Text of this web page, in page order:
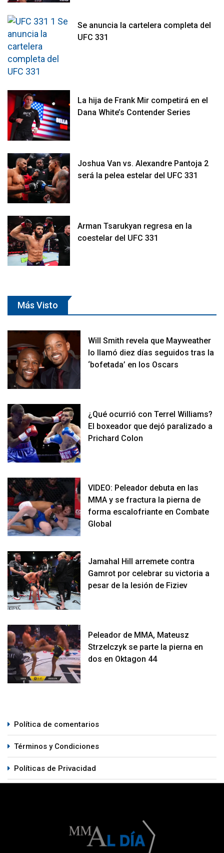
Se anuncia la cartelera completa del
UFC 331
La hija de Frank Mir competirá en el
Dana White’s Contender Series
Joshua Van vs. Alexandre Pantoja 2
será la pelea estelar del UFC 331
Arman Tsarukyan regresa en la
coestelar del UFC 331
Más Visto
Will Smith revela que Mayweather
lo llamó diez días seguidos tras la
‘bofetada’ en los Oscars
¿Qué ocurrió con Terrel Williams?
El boxeador que dejó paralizado a
Prichard Colon
VIDEO: Peleador debuta en las
MMA y se fractura la pierna de
forma escalofriante en Combate
Global
Jamahal Hill arremete contra
Gamrot por celebrar su victoria a
pesar de la lesión de Fiziev
Peleador de MMA, Mateusz
Strzelczyk se parte la pierna en
dos en Oktagon 44
Política de comentarios
Términos y Condiciones
Políticas de Privacidad